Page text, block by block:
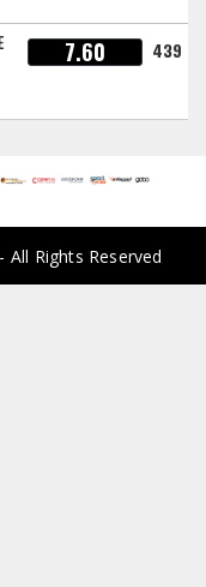
7.60 439
- All Rights Reserved